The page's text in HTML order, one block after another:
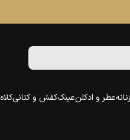
عطر و ادکلنعینککفش و کتانیکلاه